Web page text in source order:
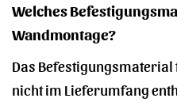
Welches
Wandmontage?
Das
nicht im Lieferumfang